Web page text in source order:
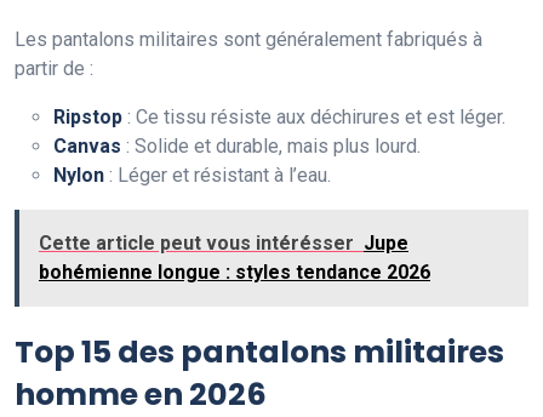
Les pantalons militaires sont généralement fabriqués à
partir de :
Ripstop : Ce tissu résiste aux déchirures et est léger.
Canvas : Solide et durable, mais plus lourd.
Nylon : Léger et résistant à l’eau.
Cette article peut vous intérésser Jupe
bohémienne longue : styles tendance 2026
Top 15 des pantalons militaires
homme en 2026